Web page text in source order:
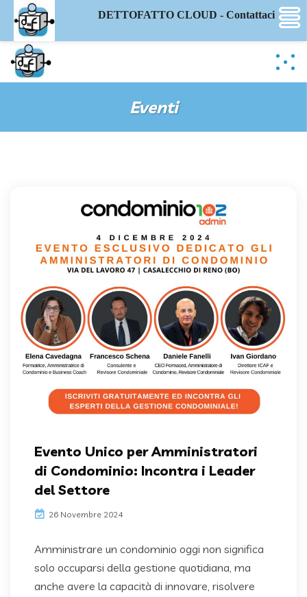
Eventi
Evento Unico per Amministratori
di Condominio: Incontra i Leader
del Settore
26 Novembre 2024
Amministrare un condominio oggi non significa
solo occuparsi della gestione quotidiana, ma
anche avere la capacità di innovare, risolvere
DETTOFATTO CLOUD - Contattaci